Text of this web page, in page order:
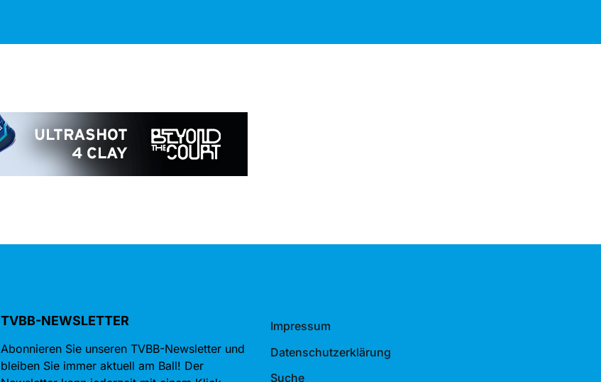
TVBB-NEWSLETTER
Abonnieren Sie unseren TVBB-Newsletter und
bleiben Sie immer aktuell am Ball! Der
Impressum
Datenschutzerklärung
Suche